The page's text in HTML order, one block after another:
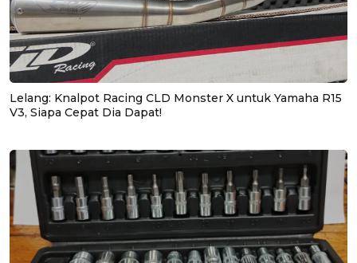
Lelang: Knalpot Racing CLD Monster X untuk Yamaha R15
V3, Siapa Cepat Dia Dapat!